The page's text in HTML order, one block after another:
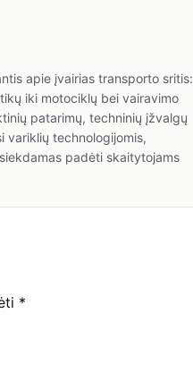
apie įvairias transporto sritis:
iki motociklų bei vairavimo
patarimų, techninių įžvalgų
variklių technologijomis,
padėti skaitytojams
*